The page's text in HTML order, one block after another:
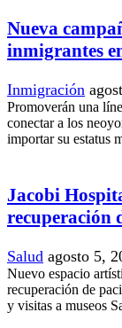
Nueva
inmigrantes
Inmigración
Promoverán una
conectar a los
importar su estatus
Jacobi
recuperación
Salud agosto 5,
Nuevo espacio
recuperación de
y visitas a museos